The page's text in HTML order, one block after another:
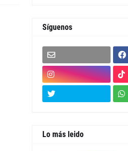
Síguenos
Lo más leido